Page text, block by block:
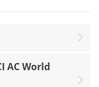
AC World